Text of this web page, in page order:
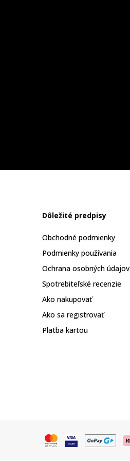
Dôležité predpisy
Obchodné podmienky
Podmienky používania
Ochrana osobných údajov
Spotrebiteľské recenzie
Ako nakupovať
Ako sa registrovať
Platba kartou